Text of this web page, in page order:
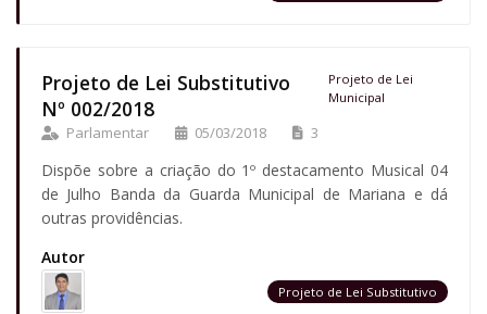
Projeto de Lei Substitutivo
Nº 002/2018
Projeto de Lei
Municipal
Parlamentar 05/03/2018 3
Dispõe sobre a criação do 1º destacamento Musical 04
de Julho Banda da Guarda Municipal de Mariana e dá
outras providências.
Autor
Projeto de Lei Substitutivo